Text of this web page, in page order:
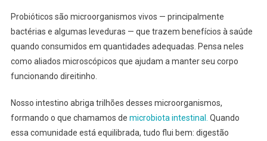
Probióticos são microorganismos vivos — principalmente
bactérias e algumas leveduras — que trazem benefícios à saúde
quando consumidos em quantidades adequadas. Pensa neles
como aliados microscópicos que ajudam a manter seu corpo
funcionando direitinho.
Nosso intestino abriga trilhões desses microorganismos,
formando o que chamamos de microbiota intestinal.
Quando
essa comunidade está equilibrada, tudo flui bem: digestão